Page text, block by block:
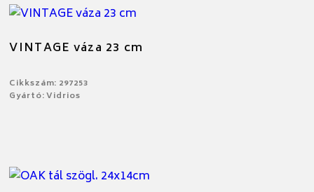
VINTAGE váza 23 cm
Cikkszám: 297253
Gyártó: Vidrios